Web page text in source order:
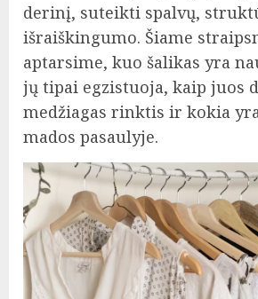
derinį, suteikti spalvų,
išraiškingumo. Šiame
aptarsime, kuo šalikas yra
jų tipai egzistuoja, kaip juos
medžiagas rinktis ir kokia
mados pasaulyje.